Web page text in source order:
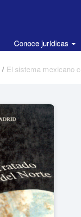
Conoce jurídicas
/